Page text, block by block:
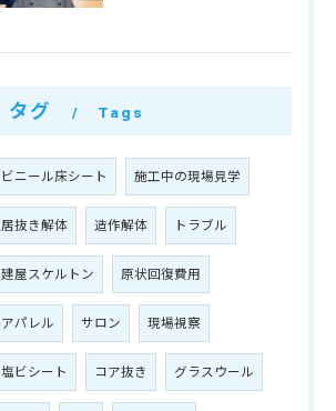
タグ Tags
ビニール床シート 施工中の現場見学
居抜き解体 造作解体 トラブル
建屋スケルトン 原状回復費用
アパレル サロン 現場視察
塩ビシート コア抜き グラスウール